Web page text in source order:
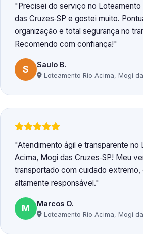
Precisei do serviço no Loteamento
das Cruzes‑SP e gostei muito.
organização e total segurança no
Recomendo com confiança!
S Saulo B.
Loteamento Rio Acima, Mogi
Atendimento ágil e transparente no
Acima, Mogi das Cruzes‑SP! Meu
transportado com cuidado extremo,
altamente responsável.
M Marcos O.
Loteamento Rio Acima, Mogi